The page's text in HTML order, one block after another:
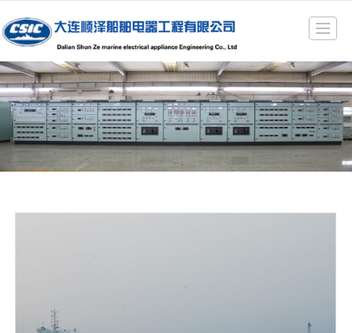
很遗憾，因您的浏览器版本过低导致无法获得最佳浏览体验，推荐下载安装谷歌浏览器！
首页 公司简介产品展示企业动态资质认证成功案例留言反馈联